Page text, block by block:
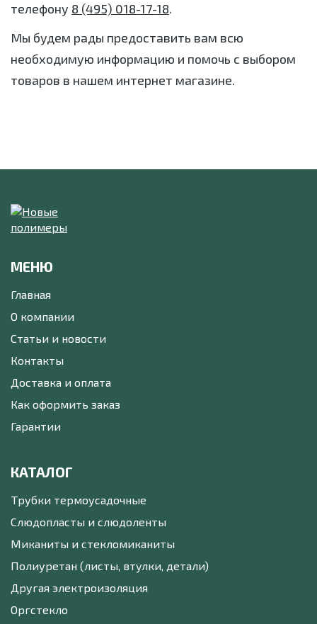
телефону 8 (495) 018-17-18.
Мы будем рады предоставить вам всю
необходимую информацию и помочь с выбором
товаров в нашем интернет магазине.
МЕНЮ
Главная
О компании
Статьи и новости
Контакты
Доставка и оплата
Как оформить заказ
Гарантии
КАТАЛОГ
Трубки термоусадочные
Слюдопласты и слюдоленты
Миканиты и стекломиканиты
Полиуретан (листы, втулки, детали)
Другая электроизоляция
Оргстекло